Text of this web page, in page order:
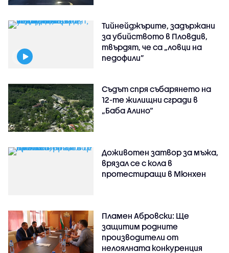
Тийнейджърите, задържани
за убийството в Пловдив,
твърдят, че са „ловци на
педофили”
Съдът спря събарянето на
12-те жилищни сгради в
„Баба Алино“
Доживотен затвор за мъжа,
врязал се с кола в
протестиращи в Мюнхен
Пламен Абровски: Ще
защитим родните
производители от
нелоялната конкуренция